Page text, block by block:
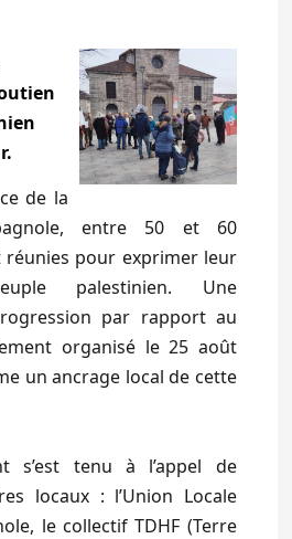
de la
entre 50 et 60
réunies pour exprimer leur
palestinien. Une
par rapport au
organisé le 25 août
un ancrage local de cette
s’est tenu à l’appel de
locaux : l’Union Locale
le collectif TDHF (Terre